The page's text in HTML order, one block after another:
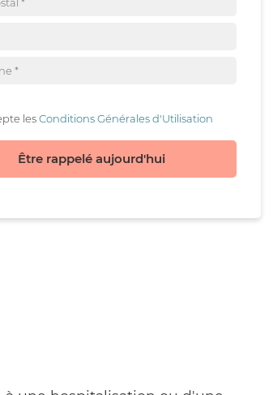
lesConditions Générales d'Utilisation
Être rappelé aujourd'hui